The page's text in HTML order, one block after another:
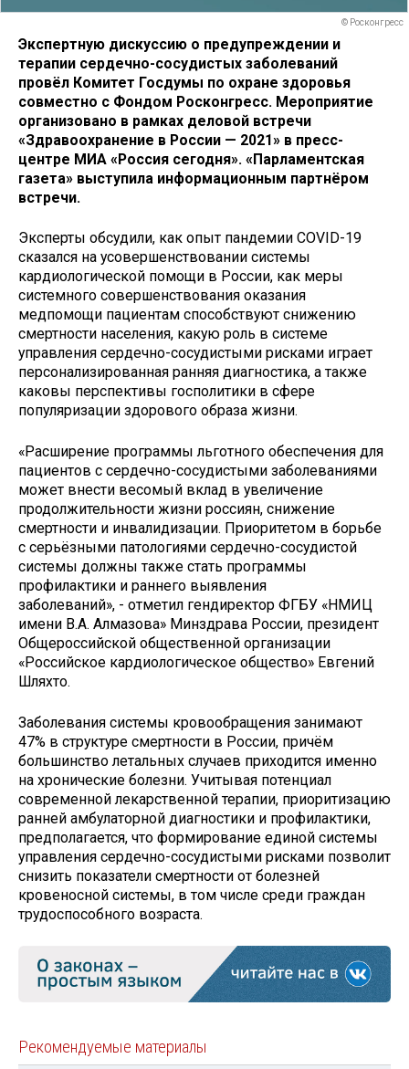
© Росконгресс
Экспертную дискуссию о предупреждении и
терапии сердечно-сосудистых заболеваний
провёл Комитет Госдумы по охране здоровья
совместно с Фондом Росконгресс. Мероприятие
организовано в рамках деловой встречи
«Здравоохранение в России — 2021» в пресс-
центре МИА «Россия сегодня». «Парламентская
газета» выступила информационным партнёром
встречи.
Эксперты обсудили, как опыт пандемии COVID-19
сказался на усовершенствовании системы
кардиологической помощи в России, как меры
системного совершенствования оказания
медпомощи пациентам способствуют снижению
смертности населения, какую роль в системе
управления сердечно-сосудистыми рисками играет
персонализированная ранняя диагностика, а также
каковы перспективы госполитики в сфере
популяризации здорового образа жизни.
«Расширение программы льготного обеспечения для
пациентов с сердечно-сосудистыми заболеваниями
может внести весомый вклад в увеличение
продолжительности жизни россиян, снижение
смертности и инвалидизации. Приоритетом в борьбе
с серьёзными патологиями сердечно-сосудистой
системы должны также стать программы
профилактики и раннего выявления
заболеваний», - отметил гендиректор ФГБУ «НМИЦ
имени В.А. Алмазова» Минздрава России, президент
Общероссийской общественной организации
«Российское кардиологическое общество» Евгений
Шляхто.
Заболевания системы кровообращения занимают
47% в структуре смертности в России, причём
большинство летальных случаев приходится именно
на хронические болезни. Учитывая потенциал
современной лекарственной терапии, приоритизацию
ранней амбулаторной диагностики и профилактики,
предполагается, что формирование единой системы
управления сердечно-сосудистыми рисками позволит
снизить показатели смертности от болезней
кровеносной системы, в том числе среди граждан
трудоспособного возраста.
Рекомендуемые материалы